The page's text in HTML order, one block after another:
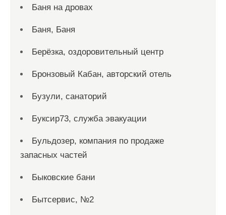
Баня на дровах
Баня, Баня
Берёзка, оздоровительный центр
Бронзовый Кабан, авторский отель
Бузули, санаторий
Буксир73, служба эвакуации
Бульдозер, компания по продаже
запасных частей
Быковские бани
Бытсервис, №2